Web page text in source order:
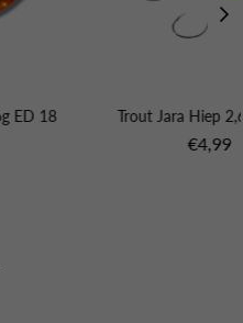
Trout Jara Hiep 2,6g ED 10